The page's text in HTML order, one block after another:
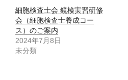
細胞検査士会 鏡検実習研修
会（細胞検査士養成コー
ス）のご案内
2024年7月8日
未分類